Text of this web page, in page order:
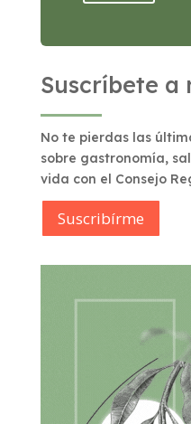
Suscríbete a
No te pierdas las
sobre gastronomía,
vida con el Consejo
Suscribírme